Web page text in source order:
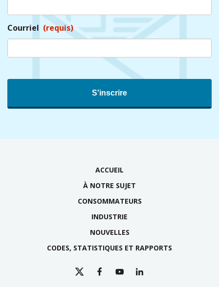
Courriel (requis)
ACCUEIL
À NOTRE SUJET
CONSOMMATEURS
INDUSTRIE
NOUVELLES
CODES, STATISTIQUES ET RAPPORTS